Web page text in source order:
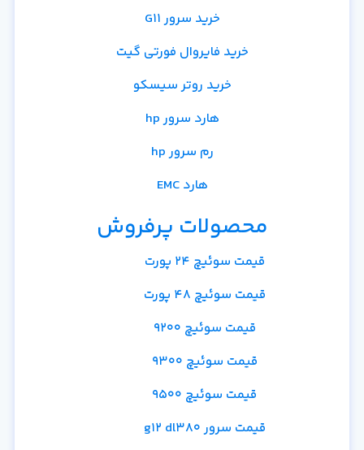
خرید سرور G11
خرید فایروال فورتی گیت
خرید روتر سیسکو
هارد سرور hp
رم سرور hp
هارد EMC
محصولات پرفروش
قیمت سوئیچ 24 پورت
قیمت سوئیچ 48 پورت
قیمت سوئیچ 9200
قیمت سوئیچ 9300
قیمت سوئیچ 9500
قیمت سرور g12 dl380